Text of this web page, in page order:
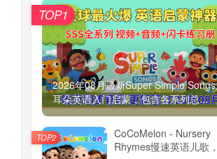
2026年08月最新Super Simple
耳朵英语入门启蒙，包含各系列总...
TOP1
CoCoMelon - Nursery
Rhymes慢速英语儿歌
TOP2